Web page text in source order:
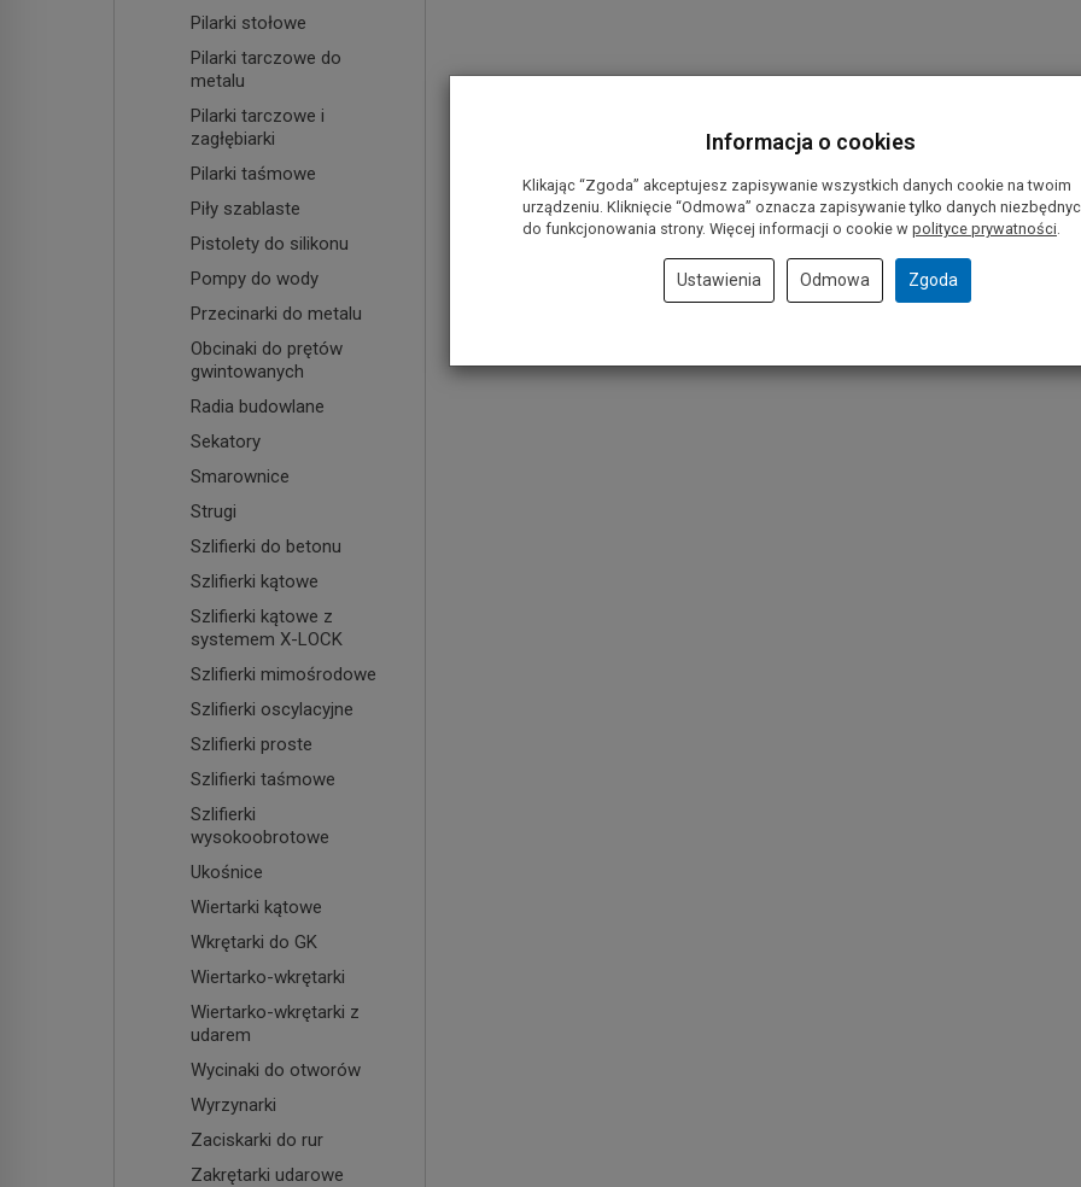
Pilarki stołowe
Pilarki tarczowe do
metalu
Pilarki tarczowe i
zagłębiarki
Pilarki taśmowe
Piły szablaste
Pistolety do silikonu
Pompy do wody
Przecinarki do metalu
Obcinaki do prętów
gwintowanych
Radia budowlane
Sekatory
Smarownice
Strugi
Szlifierki do betonu
Szlifierki kątowe
Szlifierki kątowe z
systemem X-LOCK
Szlifierki mimośrodowe
Szlifierki oscylacyjne
Szlifierki proste
Szlifierki taśmowe
Szlifierki
wysokoobrotowe
Ukośnice
Wiertarki kątowe
Wkrętarki do GK
Wiertarko-wkrętarki
Wiertarko-wkrętarki z
udarem
Wycinaki do otworów
Wyrzynarki
Zaciskarki do rur
Zakrętarki udarowe
Informacja o cookies
Klikając “Zgoda” akceptujesz zapisywanie wszystkich danych cookie na twoim
urządzeniu. Kliknięcie “Odmowa” oznacza zapisywanie tylko danych
do funkcjonowania strony. Więcej informacji o cookie w polityce prywatności.
Ustawienia Odmowa Zgoda